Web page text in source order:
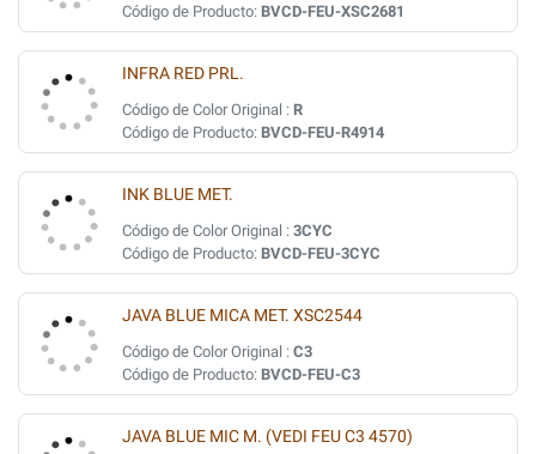
Código de Producto: BVCD-FEU-XSC2681
INFRA RED PRL.
Código de Color Original : R
Código de Producto: BVCD-FEU-R4914
INK BLUE MET.
Código de Color Original : 3CYC
Código de Producto: BVCD-FEU-3CYC
JAVA BLUE MICA MET. XSC2544
Código de Color Original : C3
Código de Producto: BVCD-FEU-C3
JAVA BLUE MIC M. (VEDI FEU C3 4570)